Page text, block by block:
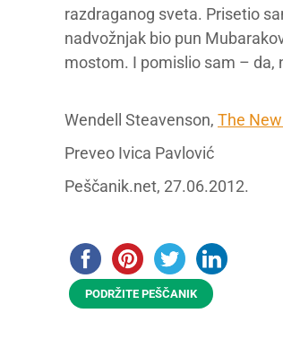
razdraganog sveta. Prisetio
nadvožnjak bio pun
mostom. I pomislio sam – da,
Wendell Steavenson, The
Preveo Ivica Pavlović
Peščanik.net, 27.06.2012.
PODRŽITE PEŠČANIK